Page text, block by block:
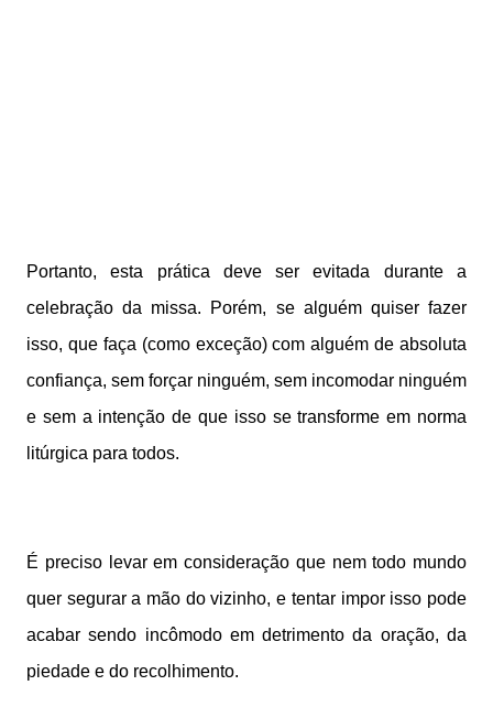
Portanto, esta prática deve ser evitada durante a
celebração da missa. Porém, se alguém quiser fazer
isso, que faça (como exceção) com alguém de absoluta
confiança, sem forçar ninguém, sem incomodar ninguém
e sem a intenção de que isso se transforme em norma
litúrgica para todos.
É preciso levar em consideração que nem todo mundo
quer segurar a mão do vizinho, e tentar impor isso pode
acabar sendo incômodo em detrimento da oração, da
piedade e do recolhimento.